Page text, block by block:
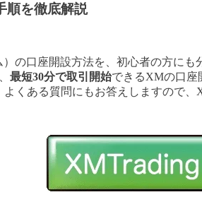
順を徹底解説
の口座開設方法を、初心者の方にも
最短30分で取引開始できるXMの口座
くある質問にもお答えしますので